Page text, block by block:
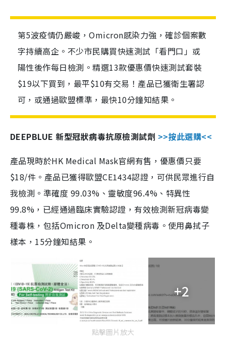
第5波疫情仍嚴峻，Omicron感染力強，確診個案數
字持續高企。不少市民購買快速測試「看門口」或
陽性後作每日檢測。精選13款優惠價快速測試套裝
$19以下買到，最平$10有交易！產品已獲衛生署認
可，或通過歐盟標準，最快10分鐘知結果。
DEEPBLUE 新型冠狀病毒抗原檢測試劑 >>按此選購<<
產品現時於HK Medical Mask官網有售，優惠價只要
$18/件。產品已獲得歐盟CE1434認證，可供民眾進行自
我檢測。準確度 99.03%、靈敏度96.4%、特異性
99.8%，已經通過臨床實驗認證，有效檢測新冠病毒變
種毒株，包括Omicron 及Delta變種病毒。使用鼻拭子
樣本，15分鐘知結果。
+2
點擊圖片放大